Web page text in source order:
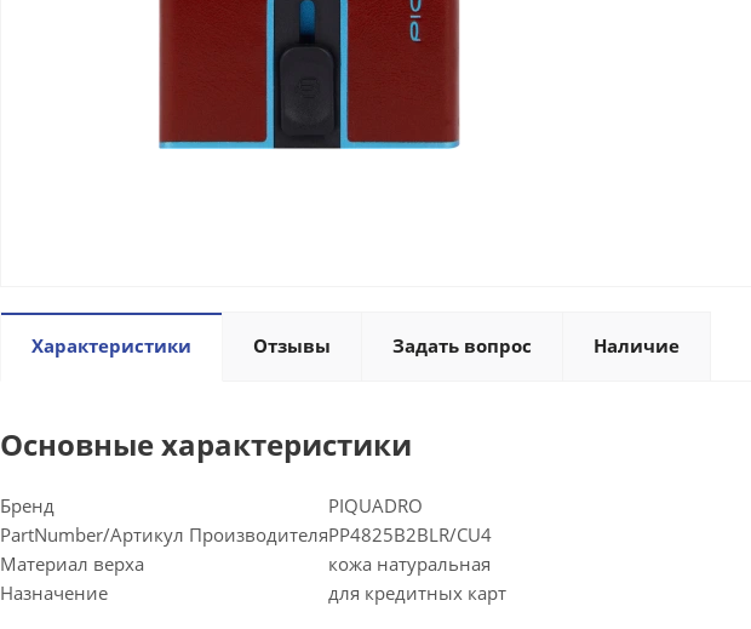
Характеристики Отзывы Задать вопрос Наличие
Основные характеристики
Бренд
PIQUADRO
PartNumber/Артикул ПроизводителяPP4825B2BLR/CU4
Материал верха
кожа натуральная
Назначение
для кредитных карт